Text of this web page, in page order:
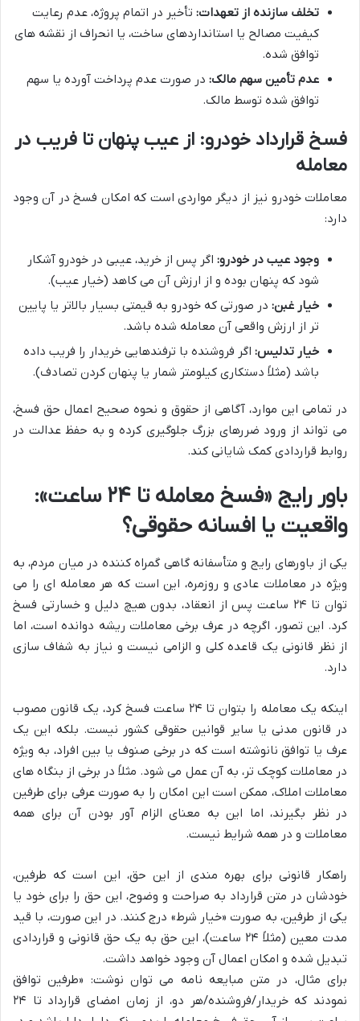
تخلف سازنده از تعهدات: تأخیر در اتمام پروژه، عدم رعایت
کیفیت مصالح یا استانداردهای ساخت، یا انحراف از نقشه های
توافق شده.
عدم تأمین سهم مالک: در صورت عدم پرداخت آورده یا سهم
توافق شده توسط مالک.
فسخ قرارداد خودرو: از عیب پنهان تا فریب در
معامله
معاملات خودرو نیز از دیگر مواردی است که امکان فسخ در آن وجود
دارد:
وجود عیب در خودرو: اگر پس از خرید، عیبی در خودرو آشکار
شود که پنهان بوده و از ارزش آن می کاهد (خیار عیب).
خیار غبن: در صورتی که خودرو به قیمتی بسیار بالاتر یا پایین
تر از ارزش واقعی آن معامله شده باشد.
خیار تدلیس: اگر فروشنده با ترفندهایی خریدار را فریب داده
باشد (مثلاً دستکاری کیلومتر شمار یا پنهان کردن تصادف).
در تمامی این موارد، آگاهی از حقوق و نحوه صحیح اعمال حق فسخ،
می تواند از ورود ضررهای بزرگ جلوگیری کرده و به حفظ عدالت در
روابط قراردادی کمک شایانی کند.
باور رایج «فسخ معامله تا ۲۴ ساعت»:
واقعیت یا افسانه حقوقی؟
یکی از باورهای رایج و متأسفانه گاهی گمراه کننده در میان مردم، به
ویژه در معاملات عادی و روزمره، این است که هر معامله ای را می
توان تا ۲۴ ساعت پس از انعقاد، بدون هیچ دلیل و خسارتی فسخ
کرد. این تصور، اگرچه در عرف برخی معاملات ریشه دوانده است، اما
از نظر قانونی یک قاعده کلی و الزامی نیست و نیاز به شفاف سازی
دارد.
اینکه یک معامله را بتوان تا ۲۴ ساعت فسخ کرد، یک قانون مصوب
در قانون مدنی یا سایر قوانین حقوقی کشور نیست. بلکه این یک
عرف یا توافق نانوشته است که در برخی صنوف یا بین افراد، به ویژه
در معاملات کوچک تر، به آن عمل می شود. مثلاً در برخی از بنگاه های
معاملات املاک، ممکن است این امکان را به صورت عرفی برای طرفین
در نظر بگیرند، اما این به معنای الزام آور بودن آن برای همه
معاملات و در همه شرایط نیست.
راهکار قانونی برای بهره مندی از این حق، این است که طرفین،
خودشان در متن قرارداد به صراحت و وضوح، این حق را برای خود یا
یکی از طرفین، به صورت «خیار شرط» درج کنند. در این صورت، با قید
مدت معین (مثلاً ۲۴ ساعت)، این حق به یک حق قانونی و قراردادی
تبدیل شده و امکان اعمال آن وجود خواهد داشت.
برای مثال، در متن مبایعه نامه می توان نوشت: «طرفین توافق
نمودند که خریدار/فروشنده/هر دو، از زمان امضای قرارداد تا ۲۴